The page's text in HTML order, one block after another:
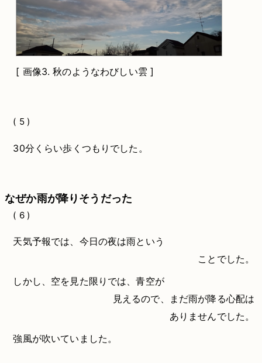
[ 画像3.秋のようなわびしい雲 ]
( 5 )
30分くらい歩くつもりでした。
なぜか雨が降りそうだった
( 6 )
天気予報では、今日の夜は雨という
ことでした。
しかし、空を見た限りでは、青空が
見えるので、まだ雨が降る心配は
ありませんでした。
強風が吹いていました。